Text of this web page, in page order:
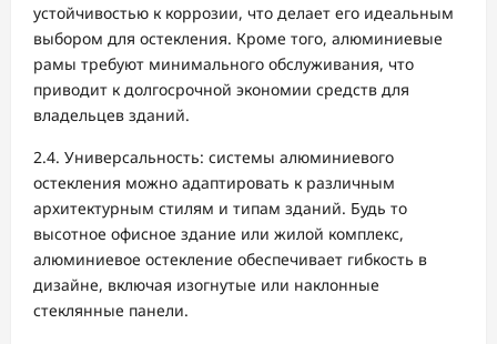
устойчивостью к коррозии, что делает его идеальным
выбором для остекления. Кроме того, алюминиевые
рамы требуют минимального обслуживания, что
приводит к долгосрочной экономии средств для
владельцев зданий.
2.4. Универсальность: системы алюминиевого
остекления можно адаптировать к различным
архитектурным стилям и типам зданий. Будь то
высотное офисное здание или жилой комплекс,
алюминиевое остекление обеспечивает гибкость в
дизайне, включая изогнутые или наклонные
стеклянные панели.